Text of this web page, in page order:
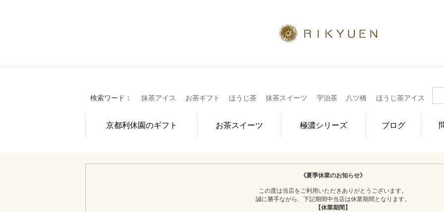
検索ワード： 抹茶アイス お茶ギフト ほうじ茶 抹茶スイーツ 宇治茶 八ツ橋 ほうじ茶アイス
京都利休園のギフト お茶スイーツ 極濃シリーズ ブログ
《夏季休業のお知らせ》
この度は当店をご利用いただきありがとうございます。
誠に勝手ながら、下記期間中当店は休業期間となります。
【休業期間】